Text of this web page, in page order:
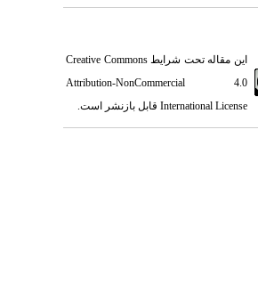
این مقاله تحت شرایطCreative Commons
Attribution-NonCommercial 4.0
International License قابل بازنشر است.